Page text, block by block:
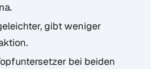
gibt weniger
bei beiden